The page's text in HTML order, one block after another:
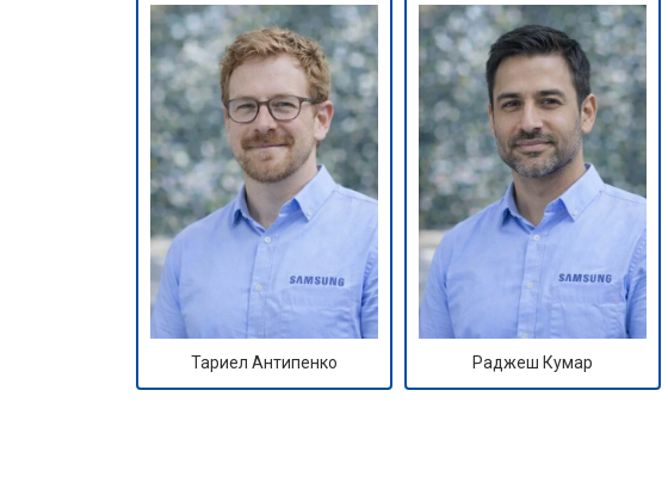
Тариел Антипенко Раджеш Кумар